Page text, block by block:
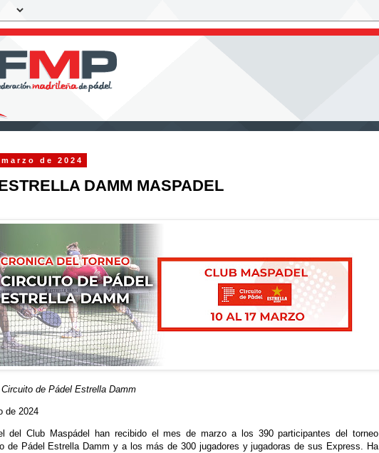
de 2024
DAMM MASPADEL
de Pádel Estrella Damm
de 2024
del Club Maspádel han recibido el mes de marzo a los 390 participantes del torneo
de Pádel Estrella Damm y a los más de 300 jugadores y jugadoras de sus Express. Ha